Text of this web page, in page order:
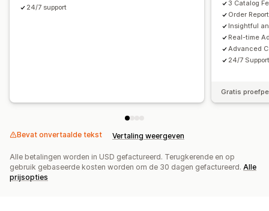
24/7 support
3 Catalog
Order Report
Insightful
Real-time
Advanced
24/7
Gratis
Bevat onvertaalde tekst Vertaling weergeven
Alle betalingen worden in USD gefactureerd. Terugkerende en op
gebruik gebaseerde kosten worden om de 30 dagen gefactureerd. Alle
prijsopties